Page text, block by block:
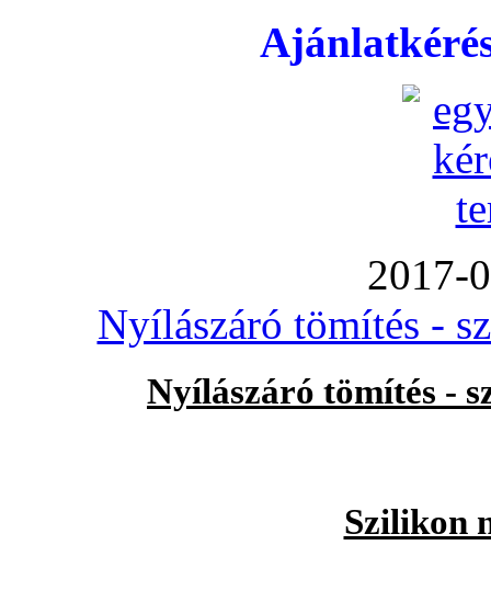
2017-
Nyílászáró tömítés -
Nyílászáró tömítés -
Szilikon